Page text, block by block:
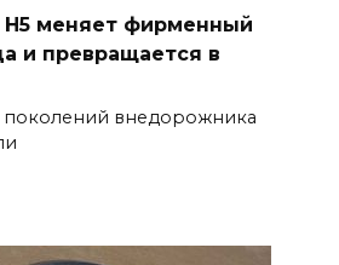
H5 меняет фирменный
и превращается в
поколений внедорожника